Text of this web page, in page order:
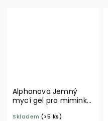
Alphanova Jemný
mycí gel pro miminka
Skladem (>5 ks)